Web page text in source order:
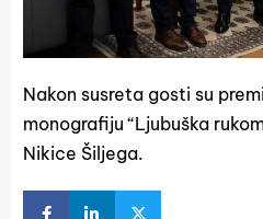
Nakon susreta gosti su
monografiju “Ljubuška
Nikice Šiljega.